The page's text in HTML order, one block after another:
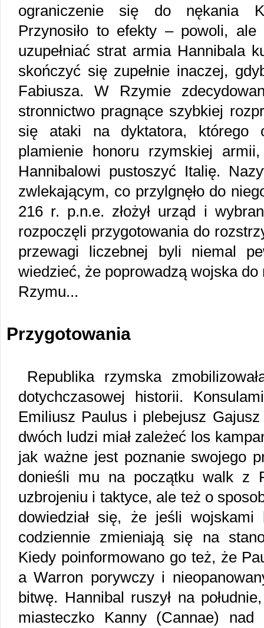
ograniczenie się do nękania
Przynosiło to efekty – powoli,
uzupełniać strat armia Hannibala
skończyć się zupełnie inaczej,
Fabiusza. W Rzymie
stronnictwo pragnące szybkiej
się ataki na dyktatora, którego
plamienie honoru rzymskiej
Hannibalowi pustoszyć Italię.
zwlekającym, co przylgnęło do
216 r. p.n.e. złożył urząd i
rozpoczęli przygotowania do
przewagi liczebnej byli niemal
wiedzieć, że poprowadzą wojska
Rzymu...
Przygotowania
Republika rzymska
dotychczasowej historii.
Emiliusz Paulus i plebejusz
dwóch ludzi miał zależeć los
jak ważne jest poznanie swojego
donieśli mu na początku walk z
uzbrojeniu i taktyce, ale też o
dowiedział się, że jeśli
codziennie zmieniają się na
Kiedy poinformowano go też, że
a Warron porywczy i
bitwę. Hannibal ruszył na
miasteczko Kanny (Cannae)